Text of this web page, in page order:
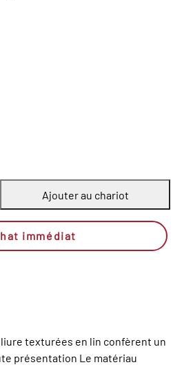
Ajouter au chariot
immédiat
texturées en lin confèrent un
présentation Le matériau